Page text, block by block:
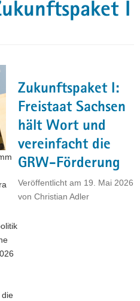
I
Zukunftspaket I:
Freistaat Sachsen
hält Wort und
vereinfacht die
GRW-Förderung
Veröffentlicht am 19. Mai 2026
von Christian Adler
die